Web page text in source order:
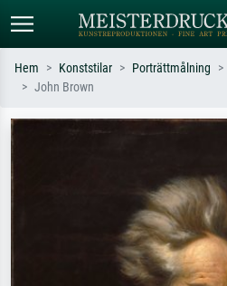
Hem Konststilar Porträttmålning
John Brown